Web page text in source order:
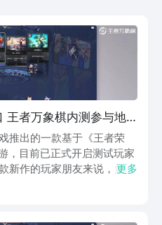
王者万象棋内测参与地
推出的一款基于《王者荣
，目前已正式开启测试玩家
新作的玩家朋友来说，如何
点。本文将为大家详细介绍
更多